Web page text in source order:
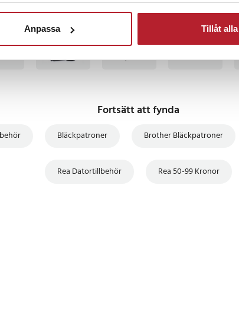
Anpassa Tillåt alla
BÄSTSÄLJARE
Fortsätt att fynda
Bläckpatroner Brother Bläckpatroner
Rea Datortillbehör Rea 50-99 Kronor